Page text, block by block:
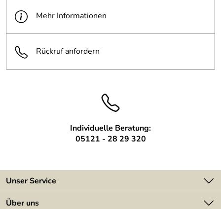
gewährleistet ist.
Sprechen Sie uns gerne an: 05121 28 29 320
Anmerkung:
Aussenbereich im Laufe der Zeit
Mehr Informationen
Rückruf anfordern
Individuelle Beratung:
05121 - 28 29 320
Unser Service
Kontakt
Über uns